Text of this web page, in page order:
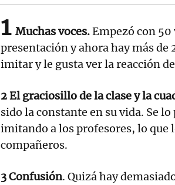
1 Muchas voces.Empezó con 50
presentación y ahora hay más
imitar y le gusta ver la reacción
2 El graciosillo de la clase y la
sido la constante en su vida. Se
imitando a los profesores, lo que
compañeros.
3 Confusión. Quizá hay